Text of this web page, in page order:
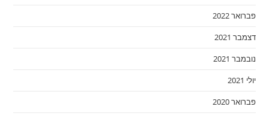
פברואר 2022
דצמבר 2021
נובמבר 2021
יולי 2021
פברואר 2020